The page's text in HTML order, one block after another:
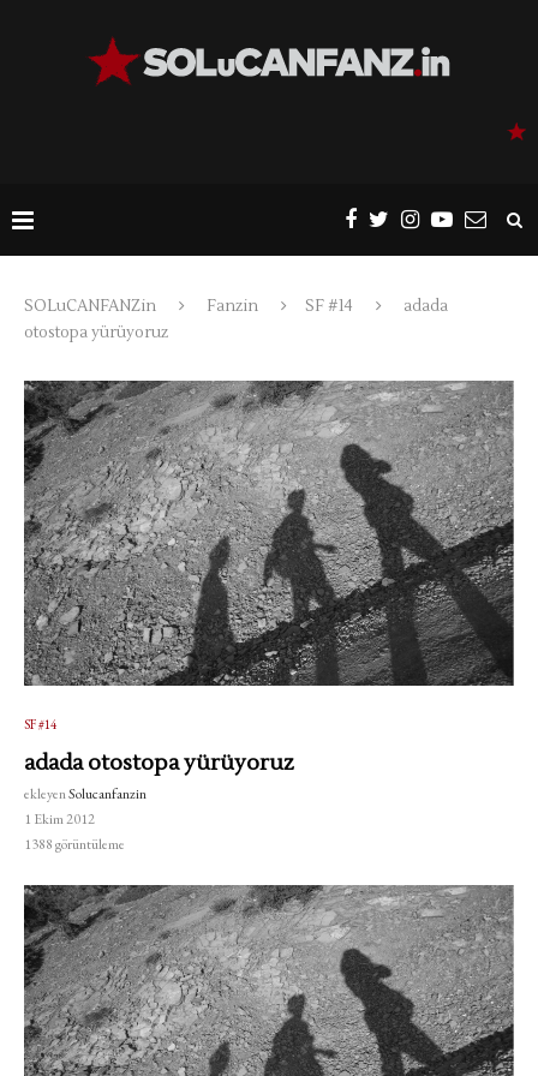
SOLuCANFANZin Fanzin SF #14
adada
otostopa yürüyoruz
SF #14
adada otostopa yürüyoruz
ekleyenSolucanfanzin
1 Ekim 2012
1388görüntüleme